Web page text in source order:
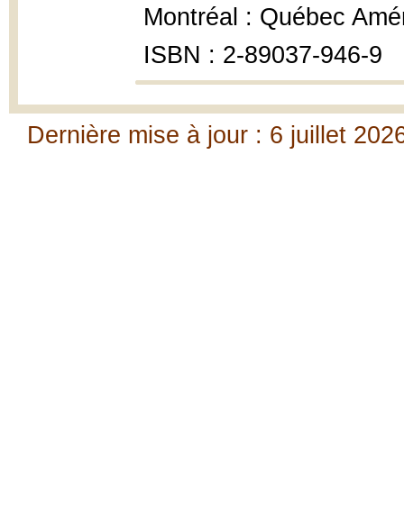
Montréal : Québec
ISBN : 2-89037-946-9
Dernière mise à jour : 6 juillet